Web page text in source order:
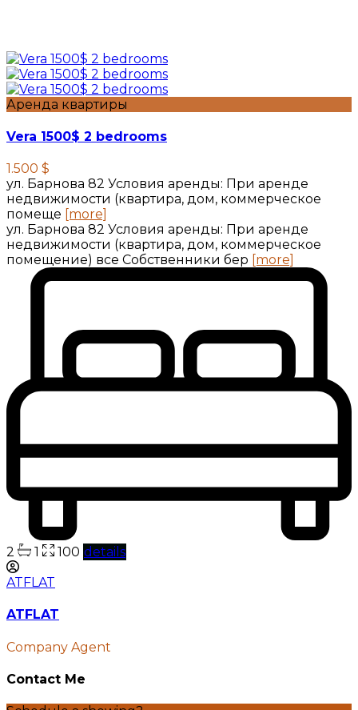
Аренда квартиры
Vera 1500$ 2 bedrooms
1.500 $
ул. Барнова 82 Условия аренды: При аренде
недвижимости (квартира, дом, коммерческое
помеще [more]
ул. Барнова 82 Условия аренды: При аренде
недвижимости (квартира, дом, коммерческое
помещение) все Собственники бер [more]
2 1 100 details
ATFLAT
ATFLAT
Company Agent
Contact Me